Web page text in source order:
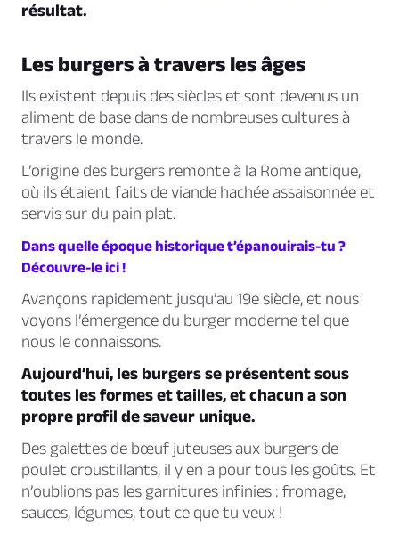
résultat.
Les burgers à travers les âges
Ils existent depuis des siècles et sont devenus un
aliment de base dans de nombreuses cultures à
travers le monde.
L’origine des burgers remonte à la Rome antique,
où ils étaient faits de viande hachée assaisonnée et
servis sur du pain plat.
Dans quelle époque historique t’épanouirais-tu ?
Découvre-le ici !
Avançons rapidement jusqu’au 19e siècle, et nous
voyons l’émergence du burger moderne tel que
nous le connaissons.
Aujourd’hui, les burgers se présentent sous
toutes les formes et tailles, et chacun a son
propre profil de saveur unique.
Des galettes de bœuf juteuses aux burgers de
poulet croustillants, il y en a pour tous les goûts. Et
n’oublions pas les garnitures infinies : fromage,
sauces, légumes, tout ce que tu veux !